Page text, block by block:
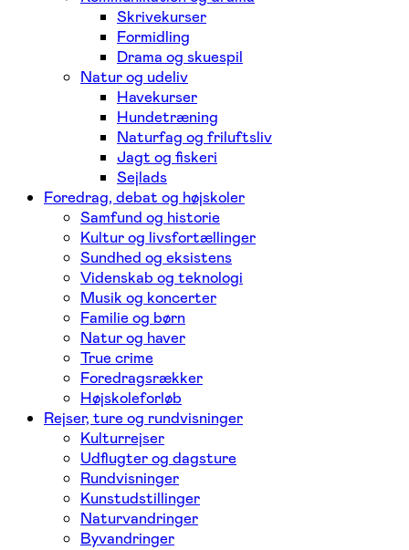
Skrivekurser
Formidling
Drama og skuespil
Natur og udeliv
Havekurser
Hundetræning
Naturfag og friluftsliv
Jagt og fiskeri
Sejlads
Foredrag, debat og højskoler
Samfund og historie
Kultur og livsfortællinger
Sundhed og eksistens
Videnskab og teknologi
Musik og koncerter
Familie og børn
Natur og haver
True crime
Foredragsrækker
Højskoleforløb
Rejser, ture og rundvisninger
Kulturrejser
Udflugter og dagsture
Rundvisninger
Kunstudstillinger
Naturvandringer
Byvandringer